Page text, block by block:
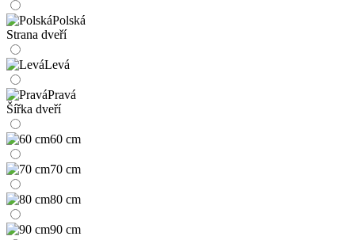
Polská
Strana dveří
Levá
Pravá
Šířka dveří
60 cm
70 cm
80 cm
90 cm